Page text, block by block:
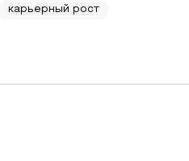
карьерный рост